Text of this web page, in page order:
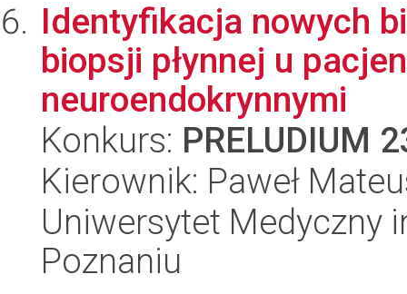
Identyfikacja nowych
biopsji płynnej u
neuroendokrynnymi
Konkurs: PRELUDIUM
Kierownik: Paweł
Uniwersytet Medyczny
Poznaniu